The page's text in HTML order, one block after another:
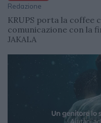
Redazione
KRUPS porta la coffee
comunicazione con la
JAKALA